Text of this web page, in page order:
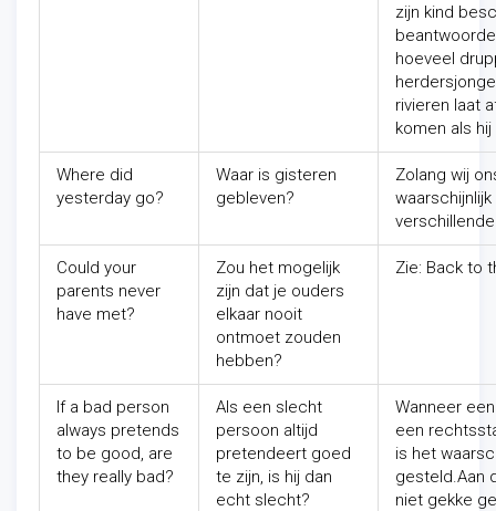
zijn kind
hoeveel
rivieren laat
komen als
Where did
yesterday go?
Waar is gisteren
gebleven?
Zolang wij
Could your
parents never
have met?
Zou het mogelijk
zijn dat je ouders
elkaar nooit
ontmoet zouden
hebben?
Zie: Back to
If a bad person
always pretends
to be good, are
they really bad?
Als een slecht
persoon altijd
pretendeert goed
te zijn, is hij dan
echt slecht?
Wanneer
een
is het
gesteld.Aan
niet gekke